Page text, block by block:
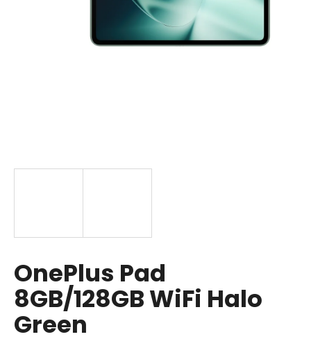
OnePlus Pad
8GB/128GB WiFi Halo
Green
d
o
r
ú
č
a